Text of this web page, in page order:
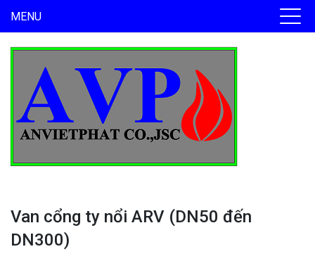
MENU
Van cổng ty nổi ARV (DN50 đến
DN300)